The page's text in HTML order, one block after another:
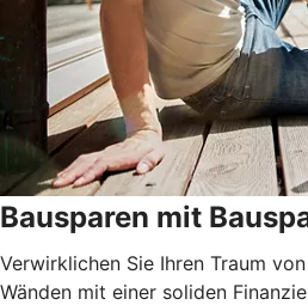
Bausparen mit
Verwirklichen Sie Ihren Traum
Wänden mit einer soliden